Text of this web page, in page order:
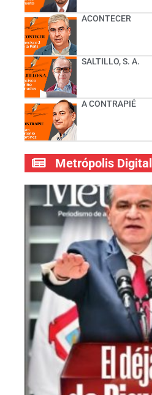
ACONTECER
SALTILLO, S. A.
A CONTRAPIÉ
Metrópolis Digital